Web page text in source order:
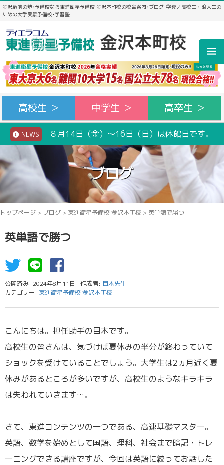
金沢駅前の塾･予備校なら東進衛星予備校 金沢本町校の校舎案内･ブログ･学費／高校生・浪人生の
ための大学受験予備校･学習塾
高校生 ＞ 中学生 ＞ 高卒生 ＞
NEWS ８月14日（金）～16日（日）は休館日です。
ブログ
トップページ > ブログ > 東進衛星予備校 金沢本町校 > 英単語で勝つ
英単語で勝つ
公開済み: 2024年8月11日 作成者: 目木先生
カテゴリー: 東進衛星予備校 金沢本町校
こんにちは。担任助手の目木です。
高校生の皆さんは、気づけば夏休みの半分が終わっていて
ショックを受けていることでしょう。大学生は2ヵ月近く夏
休みがあるところが多いですが、高校生のようなキラキラ
は失われていきます…。
さて、東進コンテンツの一つである、高速基礎マスター。
英語、数学を始めとして国語、理科、社会まで暗記・トレ
ーニングできる講座ですが、今回は英語に絞ってお話した